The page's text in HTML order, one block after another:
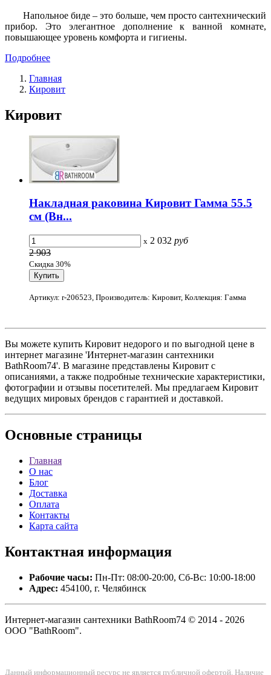
Напольное биде – это больше, чем просто сантехнический
прибор. Это элегантное дополнение к ванной комнате,
повышающее уровень комфорта и гигиены.
Подробнее
Главная
Кировит
Кировит
Накладная раковина Кировит Гамма 55.5
см (Вн...
x 2 032 руб
2 903
Скидка 30%
Артикул: r-206523, Производитель: Кировит, Коллекция: Гамма
Вы можете купить Кировит недорого и по выгодной цене в
интернет магазине 'Интернет-магазин сантехники
BathRoom74'. В магазине представлены Кировит с
описаниями, а также подробные технические характеристики,
фотографии и отзывы посетителей. Мы предлагаем Кировит
ведущих мировых брендов с гарантией и доставкой.
Основные страницы
Главная
О нас
Блог
Доставка
Оплата
Контакты
Карта сайта
Контактная информация
Рабочие часы: Пн-Пт: 08:00-20:00, Сб-Вс: 10:00-18:00
Адрес: 454100, г. Челябинск
Интернет-магазин сантехники BathRoom74 © 2014 - 2026
ООО "BathRoom".
Данный информационный ресурс не является публичной офертой. Наличие